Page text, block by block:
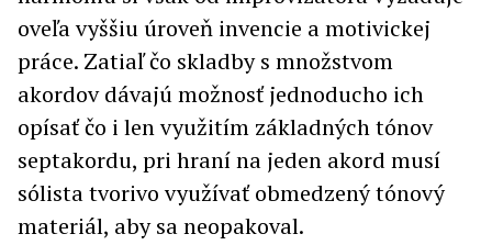
oveľa vyššiu úroveň invencie a motivickej
práce. Zatiaľ čo skladby s množstvom
akordov dávajú možnosť jednoducho ich
opísať čo i len využitím základných tónov
septakordu, pri hraní na jeden akord musí
sólista tvorivo využívať obmedzený tónový
materiál, aby sa neopakoval.